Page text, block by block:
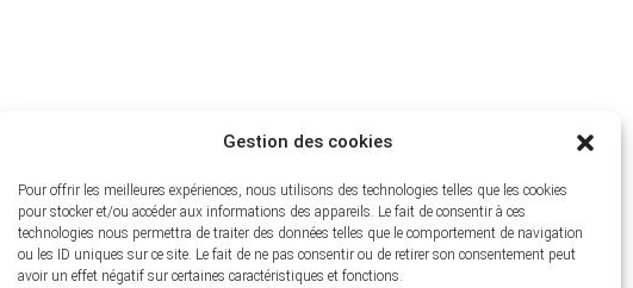
Gestion des cookies
Pour offrir les meilleures expériences, nous utilisons des technologies telles que les cookies
pour stocker et/ou accéder aux informations des appareils. Le fait de consentir à ces
technologies nous permettra de traiter des données telles que le comportement de navigation
ou les ID uniques sur ce site. Le fait de ne pas consentir ou de retirer son consentement peut
avoir un effet négatif sur certaines caractéristiques et fonctions.